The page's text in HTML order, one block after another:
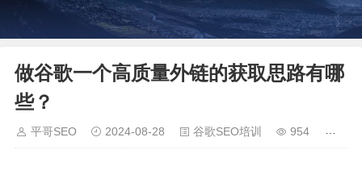
做谷歌一个高质量外链的获取思路有哪
些？
平哥SEO 2024-08-28 谷歌SEO培训 954